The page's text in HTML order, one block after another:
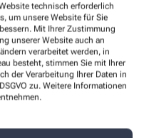
technisch erforderlich
um unsere Website für Sie
Mit Ihrer Zustimmung
unserer Website auch an
verarbeitet werden, in
besteht, stimmen Sie mit Ihrer
der Verarbeitung Ihrer Daten in
zu. Weitere Informationen
online, schicken Sie